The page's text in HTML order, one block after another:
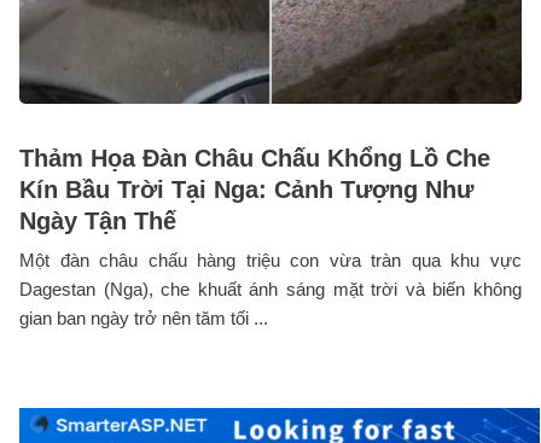
Thảm Họa Đàn Châu Chấu Khổng Lồ Che
Kín Bầu Trời Tại Nga: Cảnh Tượng Như
Ngày Tận Thế
Một đàn châu chấu hàng triệu con vừa tràn qua khu vực
Dagestan (Nga), che khuất ánh sáng mặt trời và biến không
gian ban ngày trở nên tăm tối ...